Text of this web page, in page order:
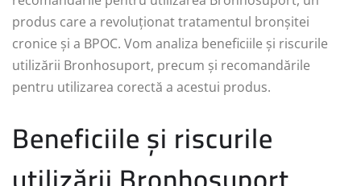
produs care a revoluționat tratamentul bronșitei
cronice și a BPOC. Vom analiza beneficiile și riscurile
utilizării Bronhosuport, precum și recomandările
pentru utilizarea corectă a acestui produs.
Beneficiile și riscurile